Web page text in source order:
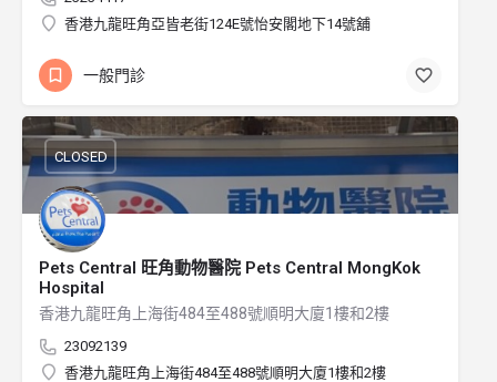
香港九龍旺角亞皆老街124E號怡安閣地下14號舖
一般門診
Pets Central 旺角動物醫院 Pets Central MongKok
Hospital
香港九龍旺角上海街484至488號順明大廈1樓和2樓
23092139
香港九龍旺角上海街484至488號順明大廈1樓和2樓
CLOSED